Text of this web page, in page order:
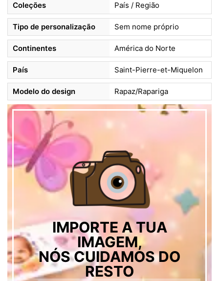
Coleções País / Região
Tipo de personalização Sem nome próprio
Continentes América do Norte
País Saint-Pierre-et-Miquelon
Modelo do design Rapaz/Rapariga
IMPORTE A TUA
IMAGEM,
NÓS CUIDAMOS DO
RESTO